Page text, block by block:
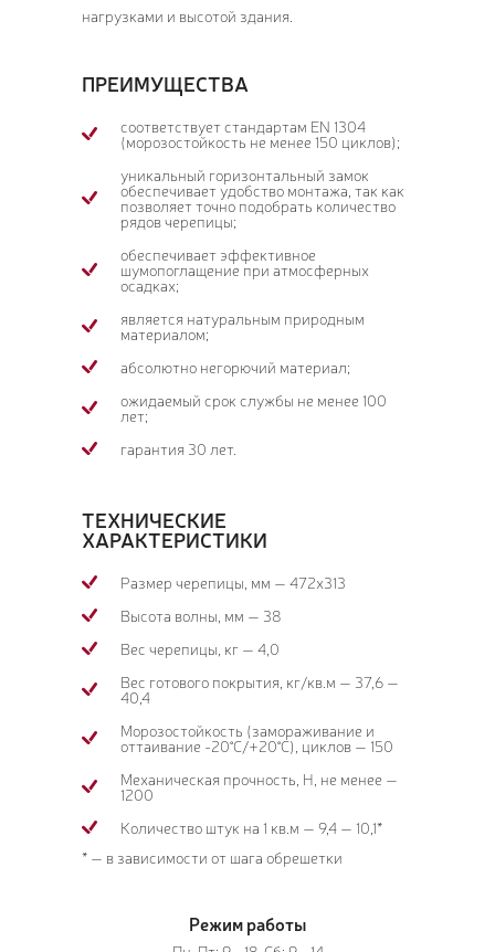
нагрузками и высотой здания.
ПРЕИМУЩЕСТВА
соответствует стандартам EN 1304
(морозостойкость не менее 150 циклов);
уникальный горизонтальный замок
обеспечивает удобство монтажа, так как
позволяет точно подобрать количество
рядов черепицы;
обеспечивает эффективное
шумопоглащение при атмосферных
осадках;
является натуральным природным
материалом;
абсолютно негорючий материал;
ожидаемый срок службы не менее 100
лет;
гарантия 30 лет.
ТЕХНИЧЕСКИЕ
ХАРАКТЕРИСТИКИ
Размер черепицы, мм — 472х313
Высота волны, мм — 38
Вес черепицы, кг — 4,0
Вес готового покрытия, кг/кв.м — 37,6 —
40,4
Морозостойкость (замораживание и
оттаивание -20°С/+20°С), циклов — 150
Механическая прочность, Н, не менее —
1200
Количество штук на 1 кв.м — 9,4 — 10,1*
* — в зависимости от шага обрешетки
Режим работы